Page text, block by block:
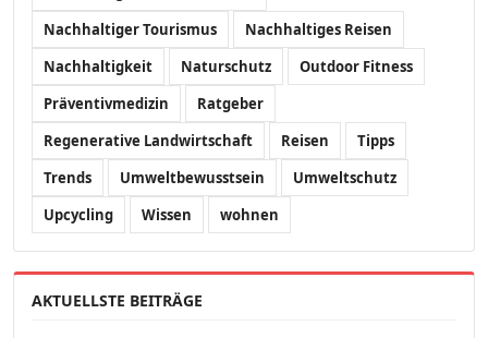
Nachhaltiger Tourismus
Nachhaltiges Reisen
Nachhaltigkeit
Naturschutz
Outdoor Fitness
Präventivmedizin
Ratgeber
Regenerative Landwirtschaft
Reisen
Tipps
Trends
Umweltbewusstsein
Umweltschutz
Upcycling
Wissen wohnen
AKTUELLSTE BEITRÄGE